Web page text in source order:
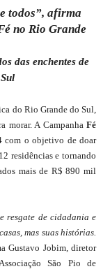
todos”, afirma
no Rio Grande
das enchentes de
do Rio Grande do Sul,
morar. A Campanha Fé
com o objetivo de doar
residências e tornando
mais de R$ 890 mil
resgate de cidadania e
mas suas histórias.
Gustavo Jobim, diretor
São Pio de